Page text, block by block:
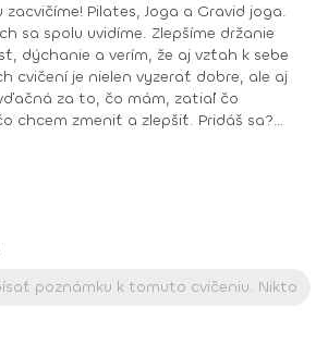
Joga a Gravid joga.
sa spolu uvidíme. Zlepšíme držanie
dýchanie a verím, že aj vzťah k sebe
cvičení je nielen vyzerať dobre, ale aj
za to, čo mám, zatiaľ čo
zmeniť a zlepšiť. Pridáš sa?
online lekciách vo Fitshakeri, aj vo
osobne na mojich hodinách v
Yoga Instructor (mesačný